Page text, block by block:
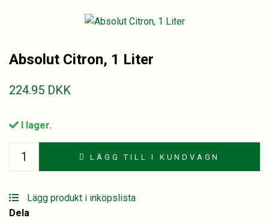
Absolut Citron, 1 Liter
224.95 DKK
I lager.
Absolut
Citron,
Liter
quantity
LÄGG TILL I KUNDVAGN
Lägg produkt i inköpslista
Dela